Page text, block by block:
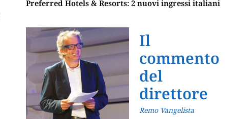
Preferred Hotels & Resorts: 2 nuovi ingressi italiani
Il
commento
del
direttore
Remo Vangelista